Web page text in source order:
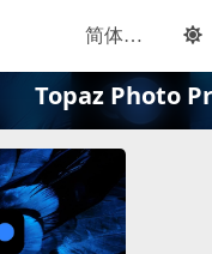
Topaz Photo